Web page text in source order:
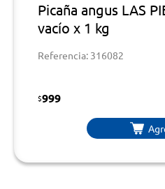
Picaña angus LAS
vacío x 1 kg
Referencia: 316082
$999